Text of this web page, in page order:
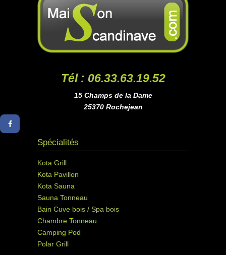
Tél : 06.33.63.19.52
15 Champs de la Dame
25370 Rochejean
Spécialités
Kota Grill
Kota Pavillon
Kota Sauna
Sauna Tonneau
Bain Cuve bois / Spa bois
Chambre Tonneau
Camping Pod
Polar Grill